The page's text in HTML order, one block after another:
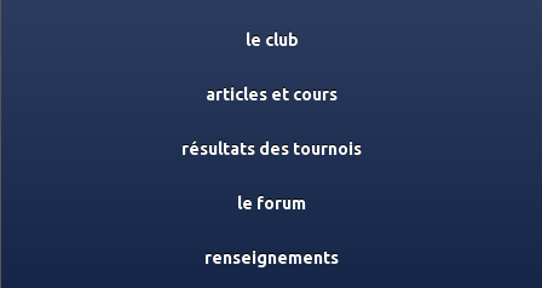
le club
articles et cours
résultats des tournois
le forum
renseignements